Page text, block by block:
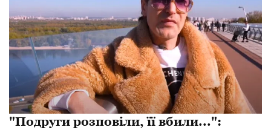
"Подруги розповіли, її вбили...":